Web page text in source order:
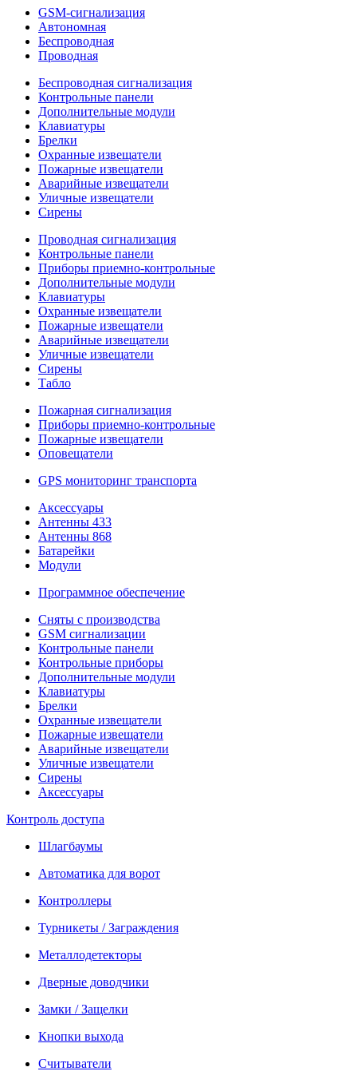
GSM-сигнализация
Автономная
Беспроводная
Проводная
Беспроводная сигнализация
Контрольные панели
Дополнительные модули
Клавиатуры
Брелки
Охранные извещатели
Пожарные извещатели
Аварийные извещатели
Уличные извещатели
Сирены
Проводная сигнализация
Контрольные панели
Приборы приемно-контрольные
Дополнительные модули
Клавиатуры
Охранные извещатели
Пожарные извещатели
Аварийные извещатели
Уличные извещатели
Сирены
Табло
Пожарная сигнализация
Приборы приемно-контрольные
Пожарные извещатели
Оповещатели
GPS мониторинг транспорта
Аксессуары
Антенны 433
Антенны 868
Батарейки
Модули
Программное обеспечение
Сняты с производства
GSM сигнализации
Контрольные панели
Контрольные приборы
Дополнительные модули
Клавиатуры
Брелки
Охранные извещатели
Пожарные извещатели
Аварийные извещатели
Уличные извещатели
Сирены
Аксессуары
Контроль доступа
Шлагбаумы
Автоматика для ворот
Контроллеры
Турникеты / Заграждения
Металлодетекторы
Дверные доводчики
Замки / Защелки
Кнопки выхода
Считыватели